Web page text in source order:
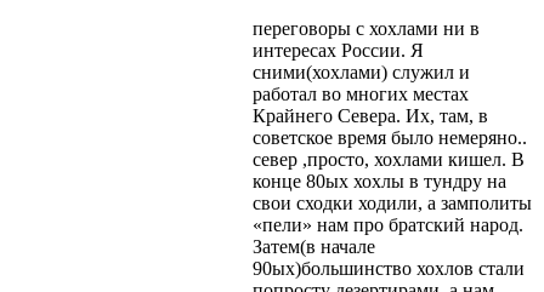
переговоры с хохлами ни в
интересах России. Я
сними(хохлами) служил и
работал во многих местах
Крайнего Севера. Их, там, в
советское время было немеряно..
север ,просто, хохлами кишел. В
конце 80ых хохлы в тундру на
свои сходки ходили, а замполиты
«пели» нам про братский народ.
Затем(в начале
90ых)большинство хохлов стали